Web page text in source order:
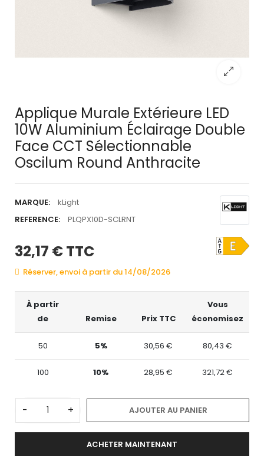
Applique Murale Extérieure LED
10W Aluminium Éclairage Double
Face CCT Sélectionnable
Oscilum Round Anthracite
MARQUE:
kLight
REFERENCE:
PLQPX10D-SCLRNT
32,17 €TTC
Réserver, envoi à partir du 14/08/2026
À partir
de
Remise Prix TTC
Vous
économisez
50 5% 30,56 € 80,43 €
100 10% 28,95 € 321,72 €
- + AJOUTER AU PANIER
ACHETER MAINTENANT